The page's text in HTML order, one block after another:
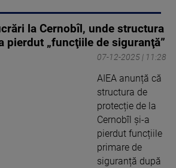
la Cernobîl, unde structura
pierdut „funcţiile de siguranţă”
07-12-2025 | 11:28
AIEA anunță că
structura de
protecție de la
Cernobîl și-a
pierdut funcțiile
primare de
siguranță după